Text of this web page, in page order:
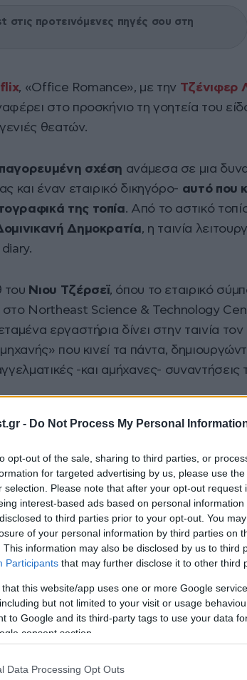
- Do Not Process My Personal
opt-out of the sale, sharing to third parties, or
for targeted advertising by us, please use
selection. Please note that after your opt-out request
interest-based ads based on personal
to third parties prior to your opt-out. You
of your personal information by third parties on
This information may also be disclosed by us to third
Participants that may further disclose it to other third
that this website/app uses one or more Google
but not limited to your visit or usage
to Google and its third-party tags to use your data
consent section.
Data Processing Opt Outs
στις προτεινόμενες πηγές σου στη
, «Office Romance», με την Τζένιφερ
στο προσκήνιο τη γοητεία του
θεατών.
σχέση ανάμεσα σε μια
και έναν εταιρικό δικηγόρο- αυτό που
της τοπία. Από το αστικό
Δημοκρατία, η ταινία
του Νιου Τζέρσεϊ, όπου το εταιρικό
στο Northeast Science & Technology
εργαστήρια δίνει στην ταινία τον
που κινεί τα πάντα,
-και αμήχανες- συναντήσεις